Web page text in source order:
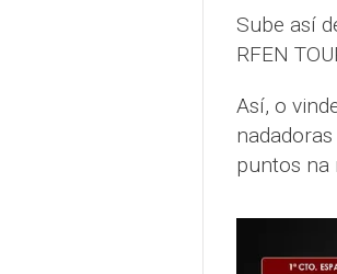
Sube así
RFEN
Así, o
puntos na